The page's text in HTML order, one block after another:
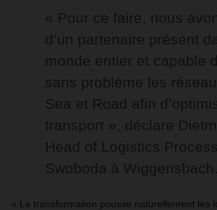
« Pour ce faire, nous
d’un partenaire présent
monde entier et capable
sans problème les
Sea et Road afin
transport », déclare
Head of Logistics
Swoboda à Wiggensbach.
« La transformation pousse naturellement les